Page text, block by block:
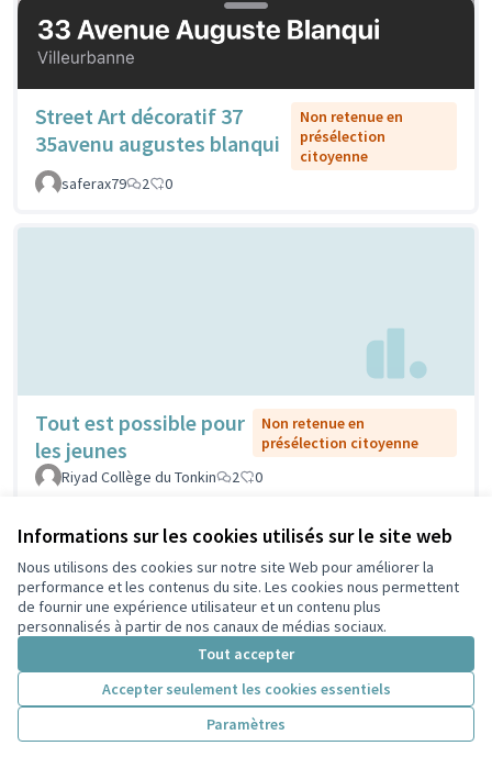
Informations sur les cookies utilisés sur le site web
Nous utilisons des cookies sur notre site Web pour améliorer la
performance et les contenus du site. Les cookies nous permettent
de fournir une expérience utilisateur et un contenu plus
personnalisés à partir de nos canaux de médias sociaux.
Tout accepter
Accepter seulement les cookies essentiels
Paramètres
Street Art décoratif 37
35avenu augustes blanqui
Non retenue en
présélection
citoyenne
saferax79
2 0
Tout est possible pour
les jeunes
Non retenue en
présélection citoyenne
Riyad Collège du Tonkin
2 0
Installation de tables en bois pour
pouvoir pique-niquer en famille
présélection